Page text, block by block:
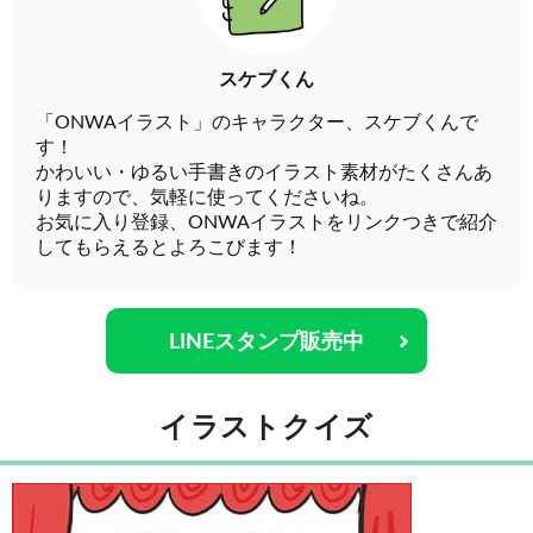
スケブくん
「ONWAイラスト」のキャラクター、スケブくんで
す！
かわいい・ゆるい手書きのイラスト素材がたくさんあ
りますので、気軽に使ってくださいね。
お気に入り登録、ONWAイラストをリンクつきで紹介
してもらえるとよろこびます！
LINEスタンプ販売中
イラストクイズ